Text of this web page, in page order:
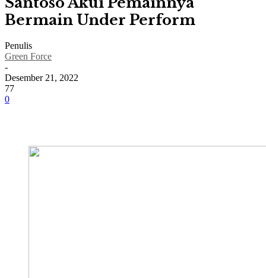
Bermain Under Perform
Penulis
Green Force
-
Desember 21, 2022
77
0